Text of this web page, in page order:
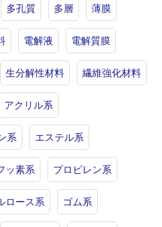
多孔質 多層 薄膜
電解液 電解質膜
生分解性材料 繊維強化材料
アクリル系
系 エステル系
ッ素系 プロピレン系
ロース系 ゴム系